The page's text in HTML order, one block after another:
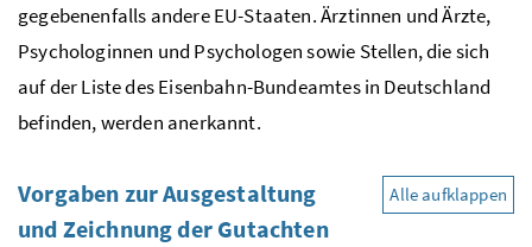
gegebenenfalls andere EU-Staaten. Ärztinnen und Ärzte,
Psychologinnen und Psychologen sowie Stellen, die sich
auf der Liste des Eisenbahn-Bundeamtes in Deutschland
befinden, werden anerkannt.
Vorgaben zur Ausgestaltung
und Zeichnung der Gutachten
Alle aufklappen